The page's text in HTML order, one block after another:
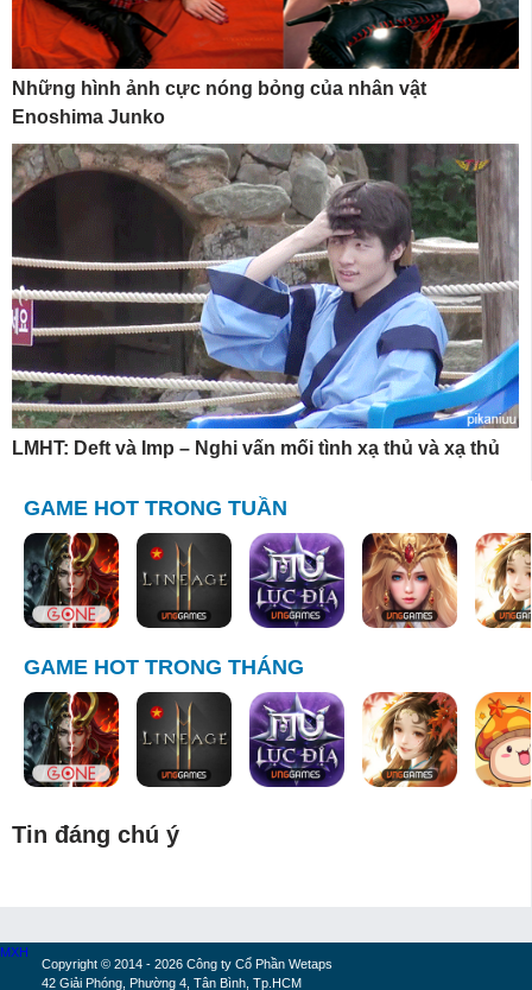
Những hình ảnh cực nóng bỏng của nhân vật
Enoshima Junko
LMHT: Deft và Imp – Nghi vấn mối tình xạ thủ và xạ thủ
GAME HOT TRONG TUẦN
GAME HOT TRONG THÁNG
Tin đáng chú ý
Copyright © 2014 - 2026 Công ty Cổ Phần Wetaps
42 Giải Phóng, Phường 4, Tân Bình, Tp.HCM
MXH